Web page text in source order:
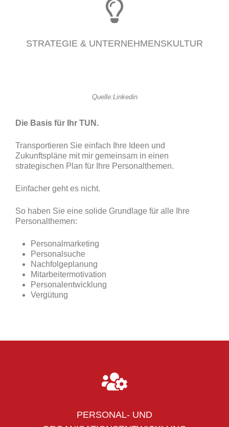
STRATEGIE & UNTERNEHMENSKULTUR
Quelle:Linkedin
Die Basis für Ihr TUN.
Transportieren Sie einfach Ihre Ideen und
Zukunftspläne mit mir gemeinsam in einen
strategischen Plan für Ihre Personalthemen.
Einfacher geht es nicht.
So haben Sie eine solide Grundlage für alle Ihre
Personalthemen:
Personalmarketing
Personalsuche
Nachfolgeplanung
Mitarbeitermotivation
Personalentwicklung
Vergütung
PERSONAL- UND